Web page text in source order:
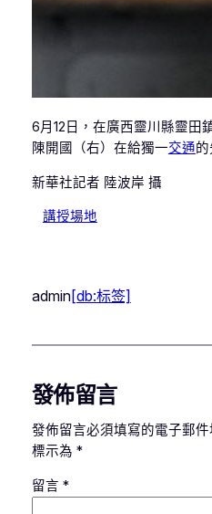
6月12日，在廣西靈川縣靈田
陳開國（右）在給獨一交通
新華社記者 陸波岸 攝
講授場地
admin[db:标签]
發佈留言
發佈留言必須填寫的電子郵件
標示為 *
留言 *